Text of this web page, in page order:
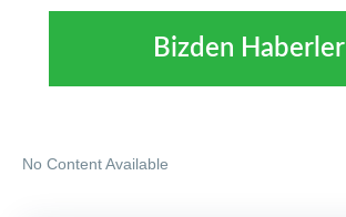
Bizden Haberler
No Content Available